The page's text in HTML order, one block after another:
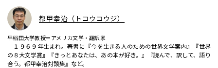
都甲幸治（トコウコウジ）
早稲田大学教授＝アメリカ文学・翻訳家
１９６９年生まれ。著書に『今を生きる人のための世界文学案内』『世界
の８大文学賞』『きっとあなたは、あの本が好き。』『読んで、訳して、語り
合う。都甲幸治対談集』など。